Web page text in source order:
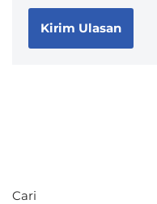
Cari